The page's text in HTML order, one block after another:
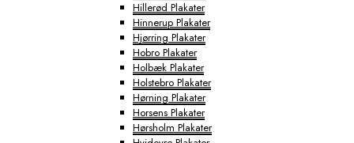
Hillerød Plakater
Hinnerup Plakater
Hjørring Plakater
Hobro Plakater
Holbæk Plakater
Holstebro Plakater
Hørning Plakater
Horsens Plakater
Hørsholm Plakater